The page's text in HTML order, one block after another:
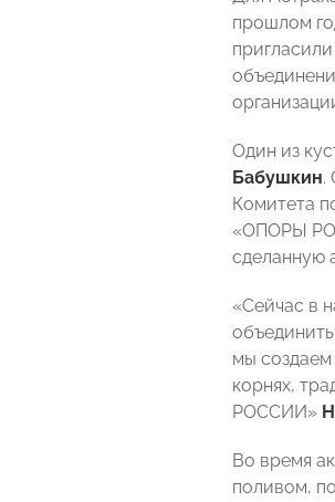
прошлом
Один из
Бабушкин.
Комитета
«ОПОРЫ
сделанную
«Сейчас в
мы
корнях,
РОССИИ»
Во время
поливом,